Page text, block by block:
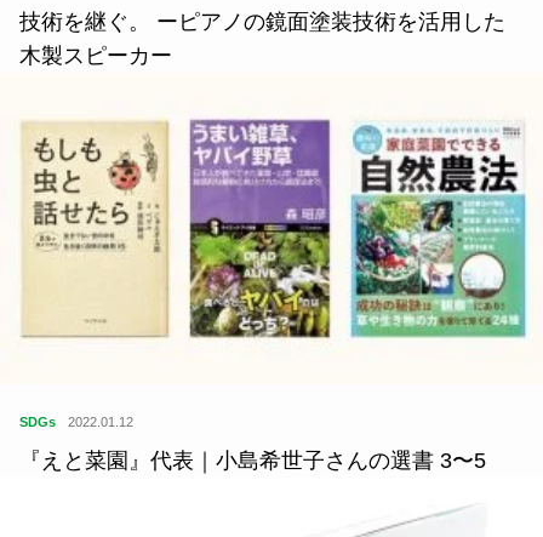
技術を継ぐ。 ーピアノの鏡面塗装技術を活用した
木製スピーカー
SDGs 2022.01.12
『えと菜園』代表｜小島希世子さんの選書 3〜5